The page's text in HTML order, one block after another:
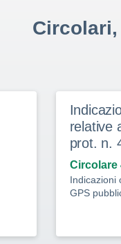
relative
prot. n.
Circolare
Indicazioni
GPS